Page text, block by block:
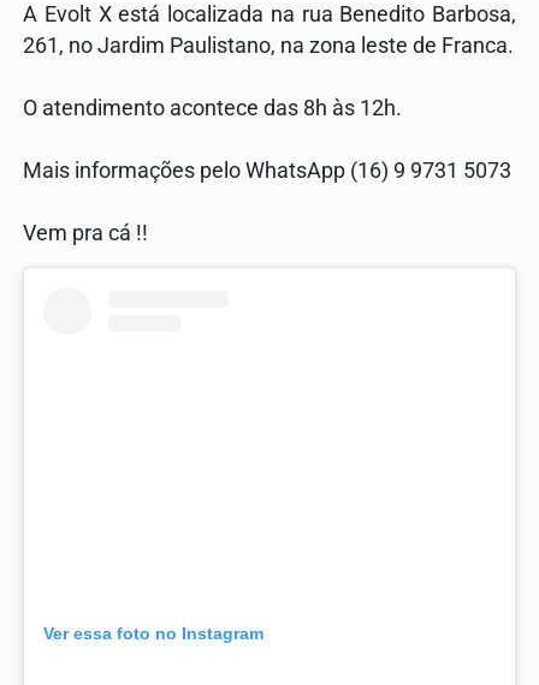
A Evolt X está localizada na rua Benedito Barbosa,
261, no Jardim Paulistano, na zona leste de Franca.
O atendimento acontece das 8h às 12h.
Mais informações pelo WhatsApp (16) 9 9731 5073
Vem pra cá !!
Ver essa foto no Instagram